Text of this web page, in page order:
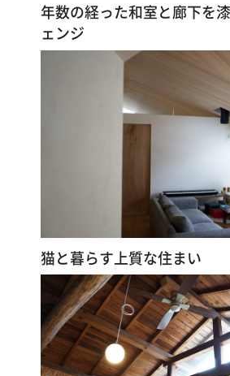
年数の経った和室と廊下を
ェンジ
猫と暮らす上質な住まい